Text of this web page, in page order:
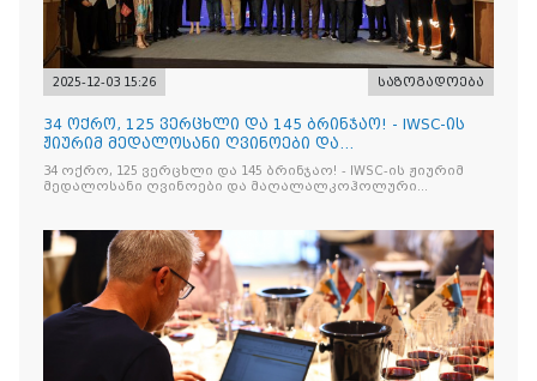
2025-12-03 15:26 საზოგადოება
34 ოქრო, 125 ვერცხლი და 145 ბრინჯაო! - IWSC-ის
ჟიურიმ მედალოსანი ღვინოები და
მაღალალკოჰოლური სასმელე
34 ოქრო, 125 ვერცხლი და 145 ბრინჯაო! - IWSC-ის ჟიურიმ
მედალოსანი ღვინოები და მაღალალკოჰოლური